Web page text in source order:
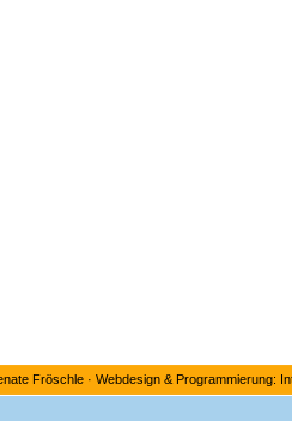
Fröschle· Webdesign & Programmierung: